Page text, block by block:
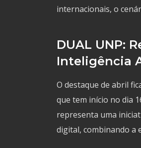
internacionais, o
DUAL UNP:
Inteligência
O destaque de abril
que tem início no dia
representa uma
digital, combinando a